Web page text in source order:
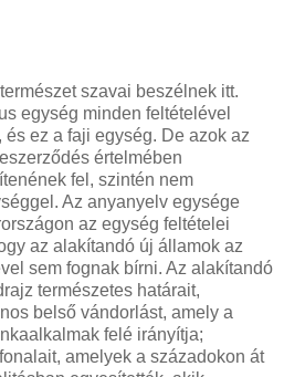
szavai beszélnek itt.
egység minden feltételével
ez a faji egység. De azok az
értelmében
fel, szintén nem
Az anyanyelv egysége
az egység feltételei
az alakítandó új államok az
sem fognak bírni. Az alakítandó
természetes határait,
belső vándorlást, amely a
felé irányítja;
amelyek a századokon át